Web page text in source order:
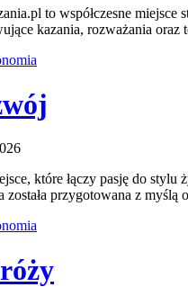
to współczesne
kazania, rozważania
które łączy pasję do
została przygotowana z